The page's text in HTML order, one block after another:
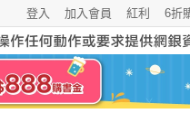
6折
紅利
加入會員
登入